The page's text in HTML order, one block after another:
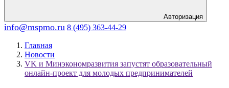
Авторизация
info@mspmo.ru 8 (495) 363-44-29
Главная
Новости
VK и Минэкономразвития запустят образовательный
онлайн-проект для молодых предпринимателей